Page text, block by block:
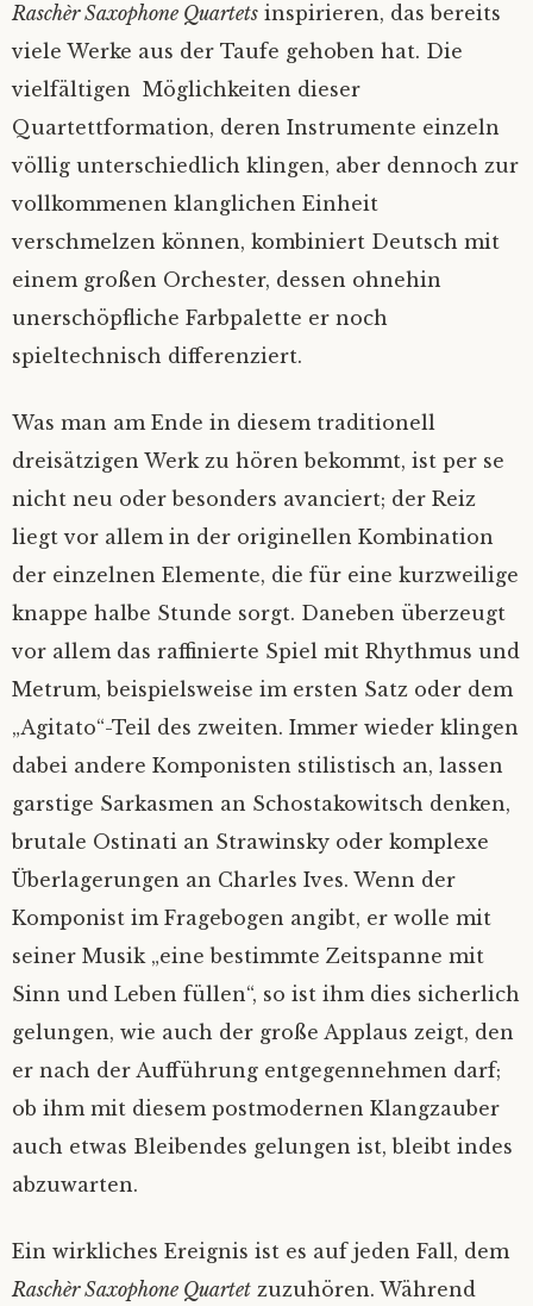
Raschèr Saxophone Quartets inspirieren, das bereits
viele Werke aus der Taufe gehoben hat. Die
vielfältigen Möglichkeiten dieser
Quartettformation, deren Instrumente einzeln
völlig unterschiedlich klingen, aber dennoch zur
vollkommenen klanglichen Einheit
verschmelzen können, kombiniert Deutsch mit
einem großen Orchester, dessen ohnehin
unerschöpfliche Farbpalette er noch
spieltechnisch differenziert.
Was man am Ende in diesem traditionell
dreisätzigen Werk zu hören bekommt, ist per se
nicht neu oder besonders avanciert; der Reiz
liegt vor allem in der originellen Kombination
der einzelnen Elemente, die für eine kurzweilige
knappe halbe Stunde sorgt. Daneben überzeugt
vor allem das raffinierte Spiel mit Rhythmus und
Metrum, beispielsweise im ersten Satz oder dem
„Agitato“-Teil des zweiten. Immer wieder klingen
dabei andere Komponisten stilistisch an, lassen
garstige Sarkasmen an Schostakowitsch denken,
brutale Ostinati an Strawinsky oder komplexe
Überlagerungen an Charles Ives. Wenn der
Komponist im Fragebogen angibt, er wolle mit
seiner Musik „eine bestimmte Zeitspanne mit
Sinn und Leben füllen“, so ist ihm dies sicherlich
gelungen, wie auch der große Applaus zeigt, den
er nach der Aufführung entgegennehmen darf;
ob ihm mit diesem postmodernen Klangzauber
auch etwas Bleibendes gelungen ist, bleibt indes
abzuwarten.
Ein wirkliches Ereignis ist es auf jeden Fall, dem
Raschèr Saxophone Quartet zuzuhören. Während